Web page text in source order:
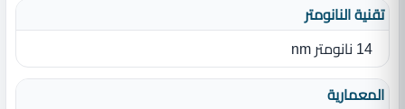
تقنية النانومتر
14 نانومتر nm
المعمارية